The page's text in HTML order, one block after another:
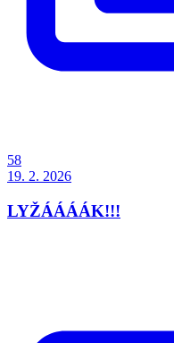
58
19. 2. 2026
LYŽÁÁÁÁK!!!